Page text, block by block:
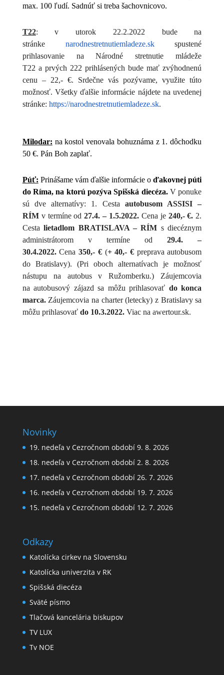
max. 100 ľudí. Sadnúť si treba šachovnicovo.
T22: v utorok 22.2.2022 bude na
stránke narodnestretnutiemladeze.skspustené
prihlasovanie na Národné stretnutie mládeže
T22 a prvých 222 prihlásených bude mať zvýhodnenú
cenu – 22,- €. Srdečne vás pozývame, využite túto
možnosť. Všetky ďalšie informácie nájdete na uvedenej
stránke: https://narodnestretnutiemladeze.sk.
Milodar: na kostol venovala bohuznáma z 1. dôchodku
50 €. Pán Boh zaplať.
Púť: Prinášame vám ďalšie informácie oďakovnej púti
do Ríma, na ktorú pozýva Spišská diecéza. V ponuke
sú dve alternatívy: 1. Cesta autobusom ASSISI –
RÍM v termíne od27.4. – 1.5.2022. Cena je 240,- €. 2.
Cestalietadlom BRATISLAVA – RÍM s diecéznym
administrátorom v termíne od29.4. –
30.4.2022.Cena350,- €(+ 40,- €preprava autobusom
do Bratislavy). (Pri oboch alternatívach je možnosť
nástupu na autobus v Ružomberku.) Záujemcovia
na autobusový zájazd sa môžu prihlasovať do konca
marca. Záujemcovia na charter (letecky) z Bratislavy sa
môžu prihlasovať do 10.3.2022. Viac na awertour.sk.
Novinky
19. nedeľa v Cezročnom období 9. 8. 2026
18. nedeľa v Cezročnom období 2. 8. 2026
17. nedeľa v Cezročnom období 26. 7. 2026
16. nedeľa v Cezročnom období 19. 7. 2026
15. nedeľa v Cezročnom období 12. 7. 2026
Odkazy
Katolícka cirkev na Slovensku
Katolícka univerzita v RK
Spišská diecéza
Sväté písmo
Tlačová kancelária biskupov
TV LUX
Tv NOE